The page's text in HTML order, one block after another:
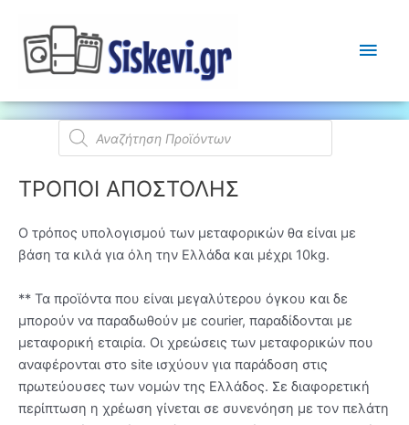
Products
search
ΤΡΟΠΟΙ ΑΠΟΣΤΟΛΗΣ
Ο τρόπος υπολογισμού των μεταφορικών θα είναι με
βάση τα κιλά για όλη την Ελλάδα και μέχρι 10kg.
** Τα προϊόντα που είναι μεγαλύτερου όγκου και δε
μπορούν να παραδωθούν με courier, παραδίδονται με
μεταφορική εταιρία. Οι χρεώσεις των μεταφορικών που
αναφέρονται στο site ισχύουν για παράδοση στις
πρωτεύουσες των νομών της Ελλάδος. Σε διαφορετική
περίπτωση η χρέωση γίνεται σε συνενόηση με τον πελάτη